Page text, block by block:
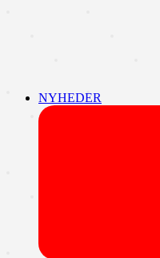
NYHEDER